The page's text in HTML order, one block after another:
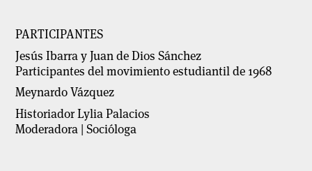
PARTICIPANTES
Jesús Ibarra y Juan de Dios Sánchez
Participantes del movimiento estudiantil de 1968
Meynardo Vázquez
Historiador Lylia Palacios
Moderadora | Socióloga